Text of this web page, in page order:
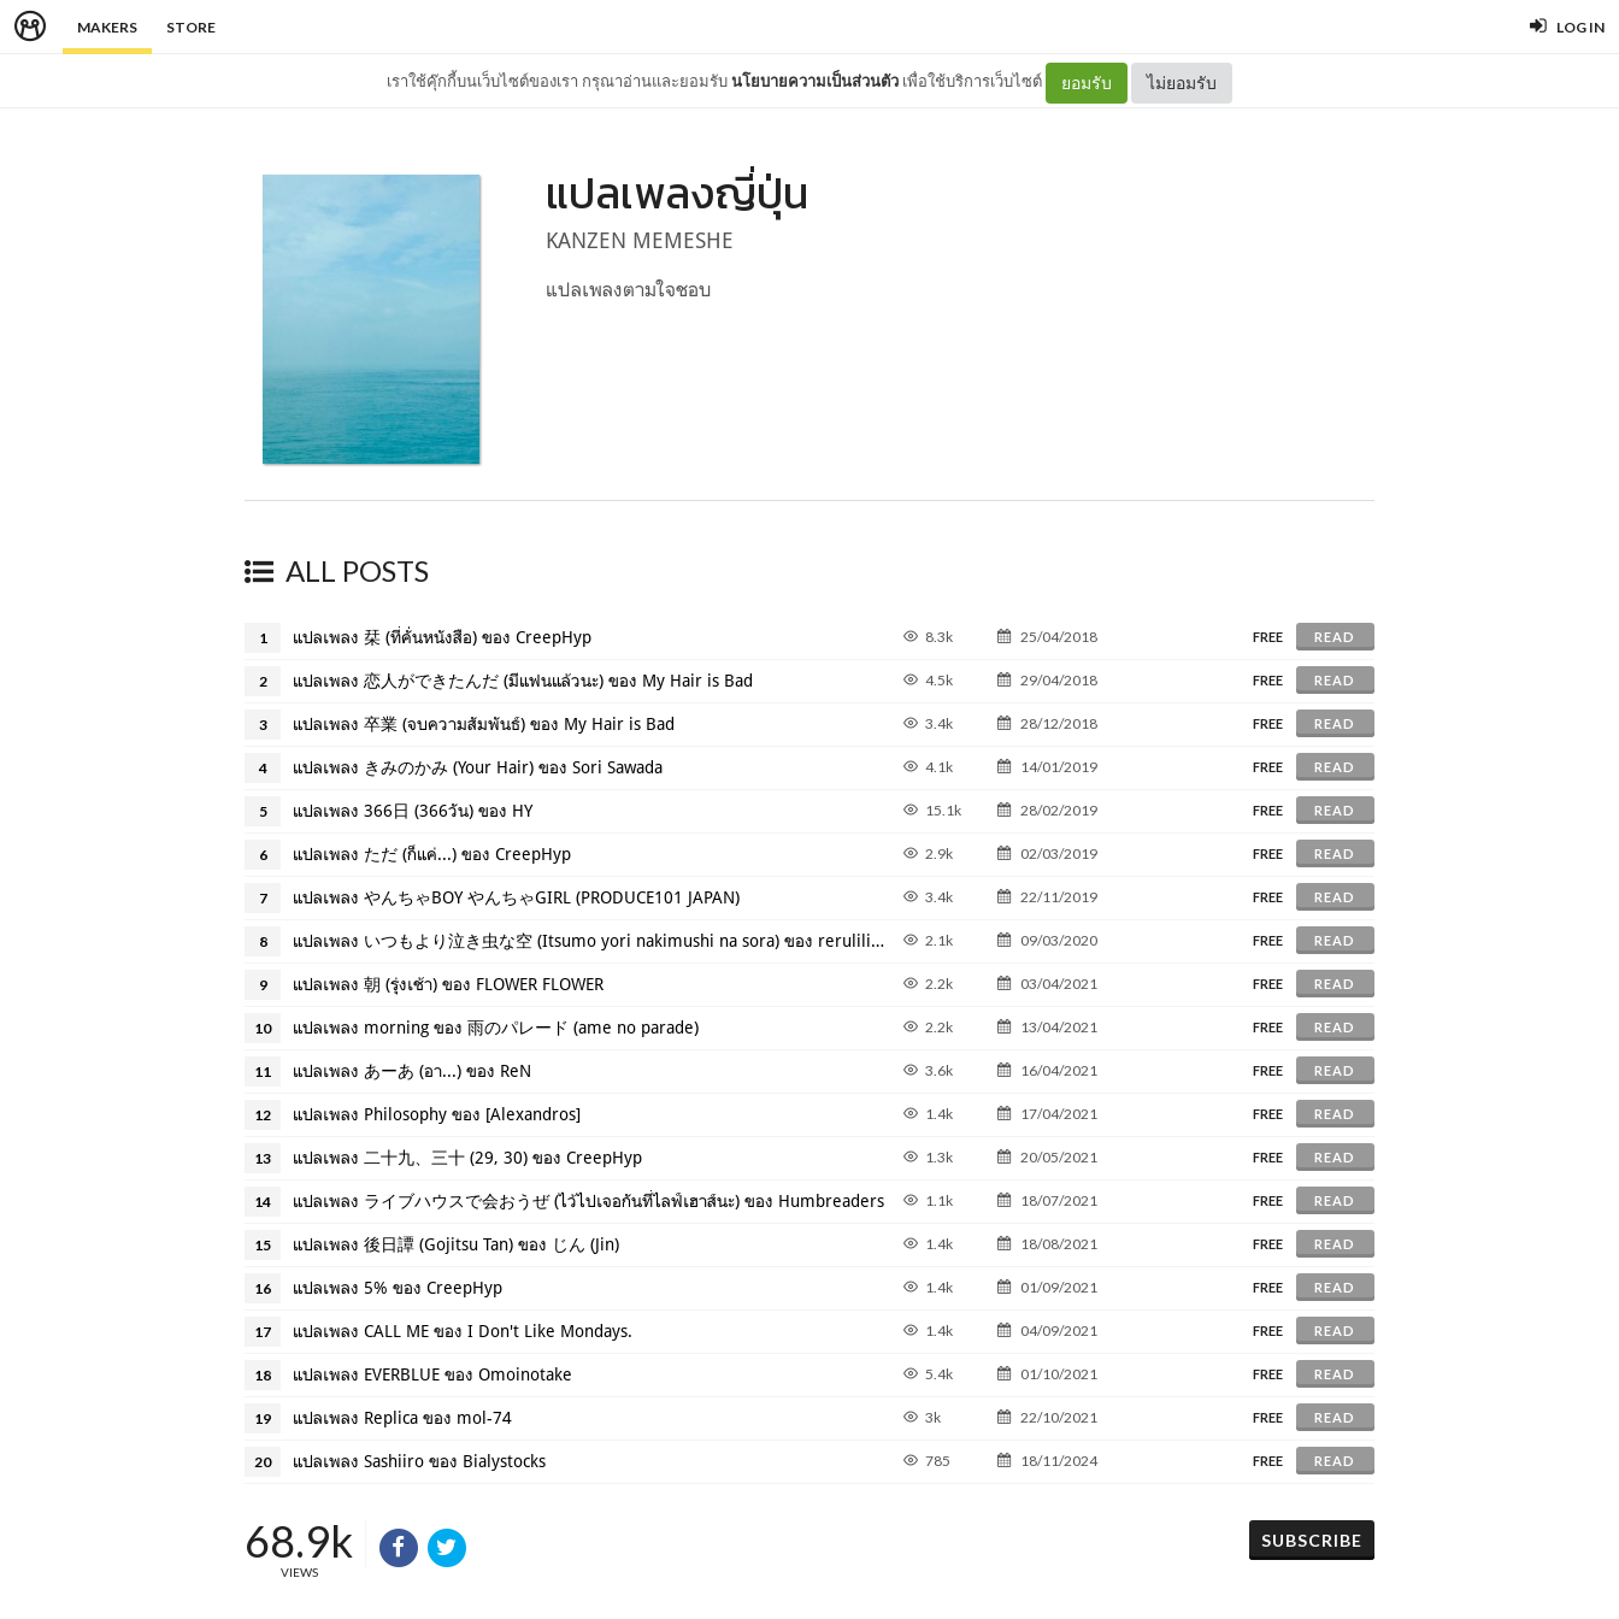
MAKERS STORE LOG IN
เราใช้คุ๊กกี้บนเว็บไซต์ของเรา กรุณาอ่านและยอมรับนโยบายความเป็นส่วนตัว เพื่อใช้บริการเว็บไซต์ ยอมรับ ไม่ยอมรับ
แปลเพลงญี่ปุ่น
KANZEN MEMESHE
แปลเพลงตามใจชอบ
ALL POSTS
1 แปลเพลง 栞 (ที่คั่นหนังสือ) ของ CreepHyp 8.3k 25/04/2018 FREE READ
2 แปลเพลง 恋人ができたんだ (มีแฟนแล้วนะ) ของ My Hair is Bad 4.5k 29/04/2018 FREE READ
3 แปลเพลง 卒業 (จบความสัมพันธ์) ของ My Hair is Bad 3.4k 28/12/2018 FREE READ
4 แปลเพลง きみのかみ (Your Hair) ของ Sori Sawada 4.1k 14/01/2019 FREE READ
5 แปลเพลง 366日 (366วัน) ของ HY 15.1k 28/02/2019 FREE READ
6 แปลเพลง ただ (ก็แค่...) ของ CreepHyp 2.9k 02/03/2019 FREE READ
7 แปลเพลง やんちゃBOY やんちゃGIRL (PRODUCE101 JAPAN) 3.4k 22/11/2019 FREE READ
8 แปลเพลง いつもより泣き虫な空 (Itsumo yori nakimushi na sora) ของ rerulili feat.Hatsune Miku 2.1k 09/03/2020 FREE READ
9 แปลเพลง 朝 (รุ่งเช้า) ของ FLOWER FLOWER 2.2k 03/04/2021 FREE READ
10 แปลเพลง morning ของ 雨のパレード (ame no parade) 2.2k 13/04/2021 FREE READ
11 แปลเพลง あーあ (อา...) ของ ReN 3.6k 16/04/2021 FREE READ
12 แปลเพลง Philosophy ของ [Alexandros] 1.4k 17/04/2021 FREE READ
13 แปลเพลง 二十九、三十 (29, 30) ของ CreepHyp 1.3k 20/05/2021 FREE READ
14 แปลเพลง ライブハウスで会おうぜ (ไว้ไปเจอกันที่ไลฟ์เฮาส์นะ) ของ Humbreaders 1.1k 18/07/2021 FREE READ
15 แปลเพลง 後日譚 (Gojitsu Tan) ของ じん (Jin) 1.4k 18/08/2021 FREE READ
16 แปลเพลง 5% ของ CreepHyp 1.4k 01/09/2021 FREE READ
17 แปลเพลง CALL ME ของ I Don't Like Mondays. 1.4k 04/09/2021 FREE READ
18 แปลเพลง EVERBLUE ของ Omoinotake 5.4k 01/10/2021 FREE READ
19 แปลเพลง Replica ของ mol-74 3k 22/10/2021 FREE READ
20 แปลเพลง Sashiiro ของ Bialystocks 785 18/11/2024 FREE READ
68.9k
VIEWS
SUBSCRIBE